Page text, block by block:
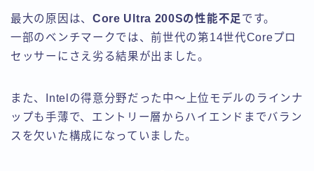
最大の原因は、 Core Ultra 200Sの性能不足 です。
一部のベンチマークでは、前世代の第14世代Coreプロ
セッサーにさえ劣る結果が出ました。
また、Intelの得意分野だった中〜上位モデルのラインナ
ップも手薄で、エントリー層からハイエンドまでバラン
スを欠いた構成になっていました。